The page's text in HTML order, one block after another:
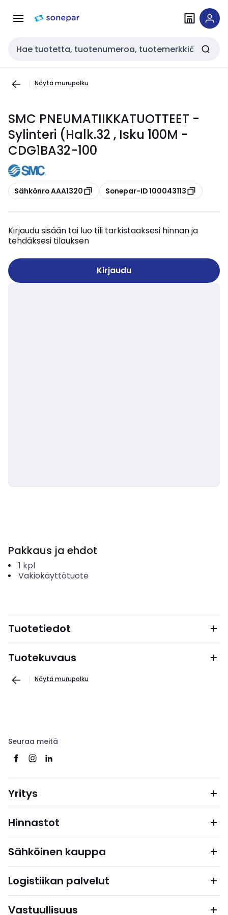
navigointiinsisältöön
Haku
Näytä murupolku
SMC PNEUMATIIKKATUOTTEET -
Sylinteri (Halk.32 , Isku 100M -
CDG1BA32-100
Kopioi
Sähkönro AAA1320 Kopioi
Sonepar-ID 100043113
Kirjaudu sisään tai luo tili tarkistaaksesi hinnan ja
tehdäksesi tilauksen
Kirjaudu
Pakkaus ja ehdot
1 kpl
Vakiokäyttötuote
Tuotetiedot
Tuotekuvaus
Näytä murupolku
Seuraa meitä
Yritys
Hinnastot
Sähköinen kauppa
Logistiikan palvelut
Vastuullisuus